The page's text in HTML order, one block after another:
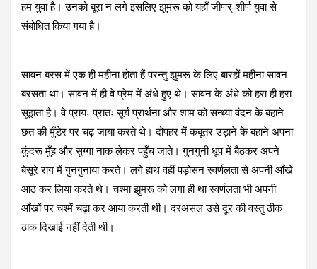
हम युवा है। उनको बूरा न लगे इसलिए झुमरू को यहाँ जीणर्-शीर्ण युवा से
संबोधित किया गया है।
सावन बरस में एक ही महीना होता हैं परन्तु झुमरू के लिए बारहों महीना सावन
बरसता था। सावन में ही वे प्रेम में अंधे हुए थे। सावन के अंधे को हरा ही हरा
सूझता है। वे प्रायः प्रातः सूर्य प्रार्थना और शाम को सन्ध्या वंदन के बहाने
छत की मुँडेर पर चढ़ जाया करते थे। दोपहर में कबूतर उड़ाने के बहाने अपना
कुंदरू मुँह और सुग्गा नाक लेकर पहुँच जाते। गुनगुनी धूप में बैठकर अपने
बेसूरे राग में गुनगुनाया करते। लगे हाथ वहीं पड़ोसन स्वर्णलता से अपनी आँखे
आठ कर लिया करते थे। चश्मा झुमरू को लगा ही था स्वर्णलता भी अपनी
आँखों पर चश्में चढ़ा कर आया करती थी। दरअसल उसे दूर की वस्तु ठीक
ठाक दिखाई नहीं देती थी।